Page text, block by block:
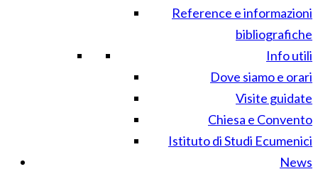
Reference e informazioni
bibliografiche
Info utili
Dove siamo e orari
Visite guidate
Chiesa e Convento
Istituto di Studi Ecumenici
News